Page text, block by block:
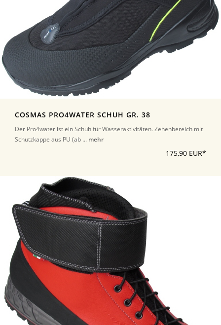
COSMAS PRO4WATER SCHUH GR. 38
Der Pro4water ist ein Schuh für Wasseraktivitäten. Zehenbereich mit
Schutzkappe aus PU (ab ... mehr
175,90 EUR*